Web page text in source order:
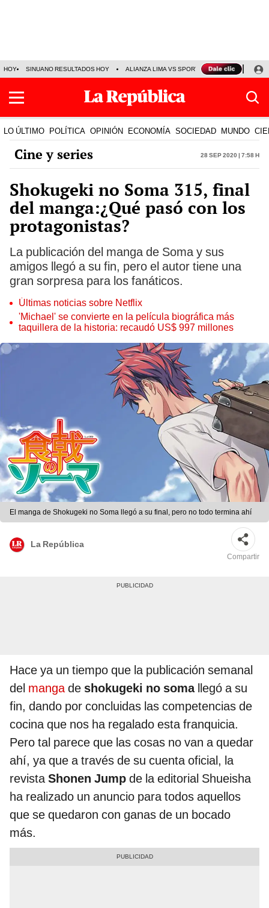
HOY SINUANO RESULTADOS HOY ALIANZA LIMA VS SPORT BOYS JORGE
LO ÚLTIMO POLÍTICA OPINIÓN ECONOMÍA SOCIEDAD MUNDO
Cine y series 28 Sep 2020 | 7:58 h
Shokugeki no Soma 315, final
del manga:¿Qué pasó con los
protagonistas?
La publicación del manga de Soma y sus
amigos llegó a su fin, pero el autor tiene una
gran sorpresa para los fanáticos.
Últimas noticias sobre Netflix
'Michael' se convierte en la película biográfica más
taquillera de la historia: recaudó US$ 997 millones
El manga de Shokugeki no Soma llegó a su final, pero no todo termina ahí
La República
Compartir
Hace ya un tiempo que la publicación semanal
del mangade shokugeki no somallegó a su
fin, dando por concluidas las competencias de
cocina que nos ha regalado esta franquicia.
Pero tal parece que las cosas no van a quedar
ahí, ya que a través de su cuenta oficial, la
revistaShonen Jump de la editorial Shueisha
ha realizado un anuncio para todos aquellos
que se quedaron con ganas de un bocado
más.